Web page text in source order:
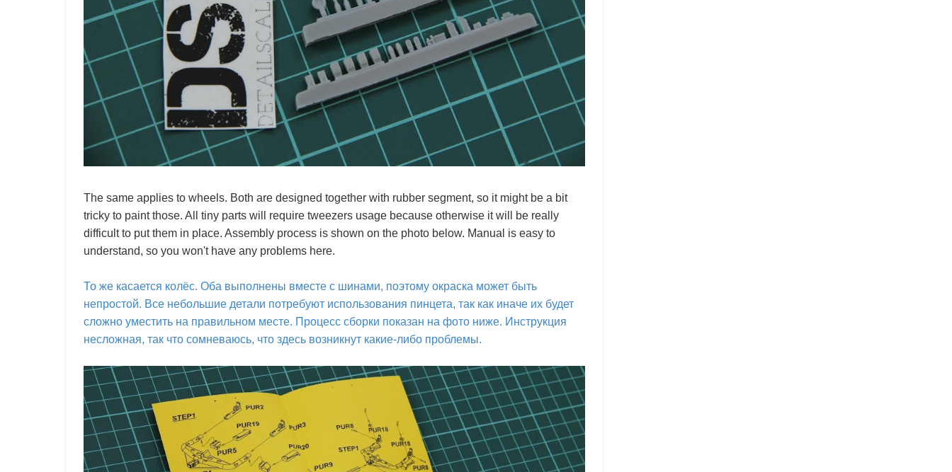
The same applies to wheels. Both are designed together with rubber segment, so it might be a bit
tricky to paint those. All tiny parts will require tweezers usage because otherwise it will be really
difficult to put them in place. Assembly process is shown on the photo below. Manual is easy to
understand, so you won't have any problems here.
То же касается колёс. Оба выполнены вместе с шинами, поэтому окраска может быть
непростой. Все небольшие детали потребуют использования пинцета, так как иначе их будет
сложно уместить на правильном месте. Процесс сборки показан на фото ниже. Инструкция
несложная, так что сомневаюсь, что здесь возникнут какие-либо проблемы.